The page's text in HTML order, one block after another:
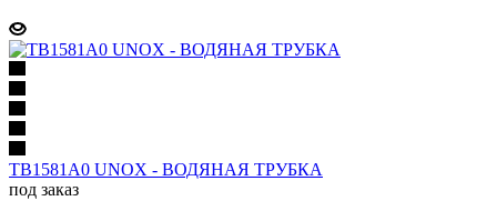
TB1581A0 UNOX - ВОДЯНАЯ ТРУБКА
под заказ